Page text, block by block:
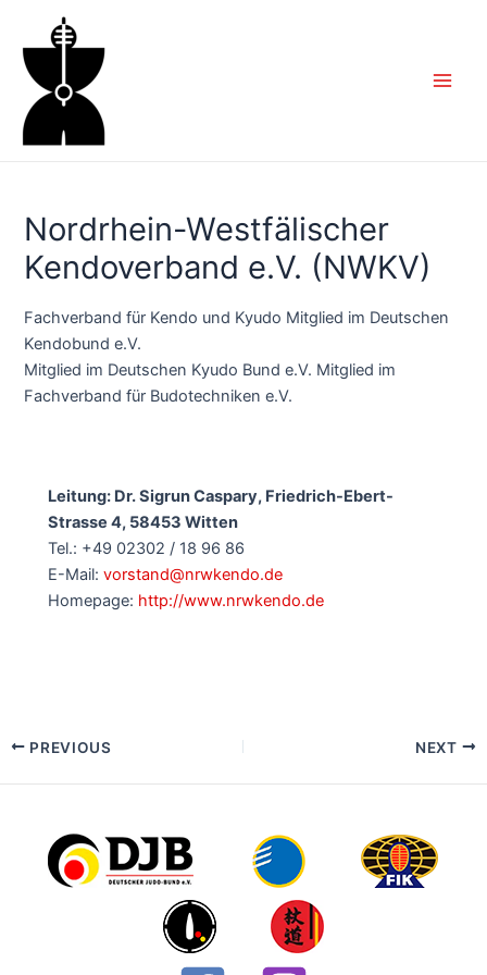
springen
Nordrhein-Westfälischer
Kendoverband e.V. (NWKV)
Fachverband für Kendo und Kyudo Mitglied im Deutschen
Kendobund e.V.
Mitglied im Deutschen Kyudo Bund e.V. Mitglied im
Fachverband für Budotechniken e.V.
Leitung: Dr. Sigrun Caspary, Friedrich-Ebert-
Strasse 4, 58453 Witten
Tel.: +49 02302 / 18 96 86
E-Mail:vorstand@nrwkendo.de
Homepage: http://www.nrwkendo.de
PostPREVIOUS NEXT